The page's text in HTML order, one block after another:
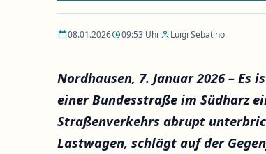
08.01.2026 09:53 Uhr Luigi Sebatino
Nordhausen, 7. Januar 2026 –
einer Bundesstraße im Südharz
Straßenverkehrs abrupt
Lastwagen, schlägt auf der